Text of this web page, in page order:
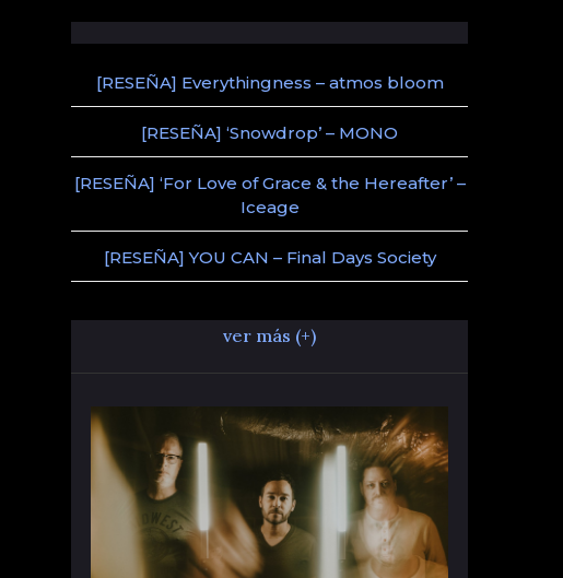
[RESEÑA] Everythingness – atmos bloom
[RESEÑA] ‘Snowdrop’ – MONO
[RESEÑA] ‘For Love of Grace & the Hereafter’ –
Iceage
[RESEÑA] YOU CAN – Final Days Society
ver más (+)